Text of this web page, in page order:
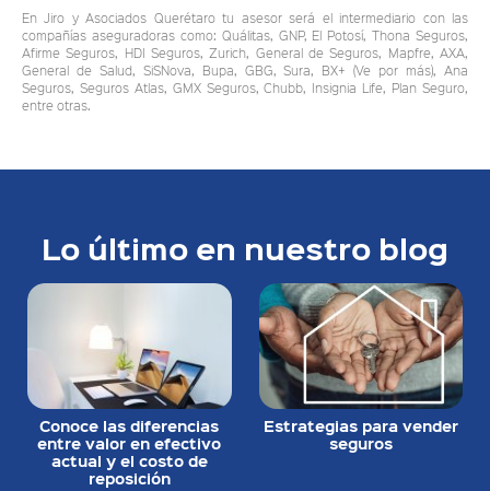
En Jiro y Asociados Querétaro tu asesor será el intermediario con las
compañías aseguradoras como: Quálitas, GNP, El Potosí, Thona Seguros,
Afirme Seguros, HDI Seguros, Zurich, General de Seguros, Mapfre, AXA,
General de Salud, SiSNova, Bupa, GBG, Sura, BX+ (Ve por más), Ana
Seguros, Seguros Atlas, GMX Seguros, Chubb, Insignia Life, Plan Seguro,
entre otras.
Lo último en nuestro blog
Conoce las diferencias
entre valor en efectivo
actual y el costo de
reposición
Estrategias para vender
seguros